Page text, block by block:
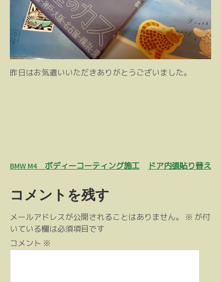
昨日はお気遣いいただきありがとうございました。
投
ナ
ビ
ゲ
ー
シ
BMW M4 ボディーコーティング施工 ドア内張貼り替え
コメントを残す
メールアドレスが公開されることはありません。 ※ が付
いている欄は必須項目です
コメント ※